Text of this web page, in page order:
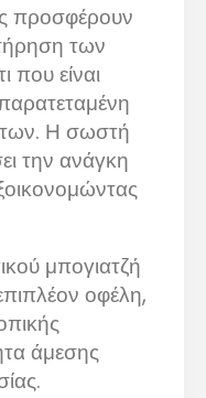
προσφέρουν
των
που είναι
Η σωστή
την ανάγκη
μπογιατζή
οφέλη,
άμεσης